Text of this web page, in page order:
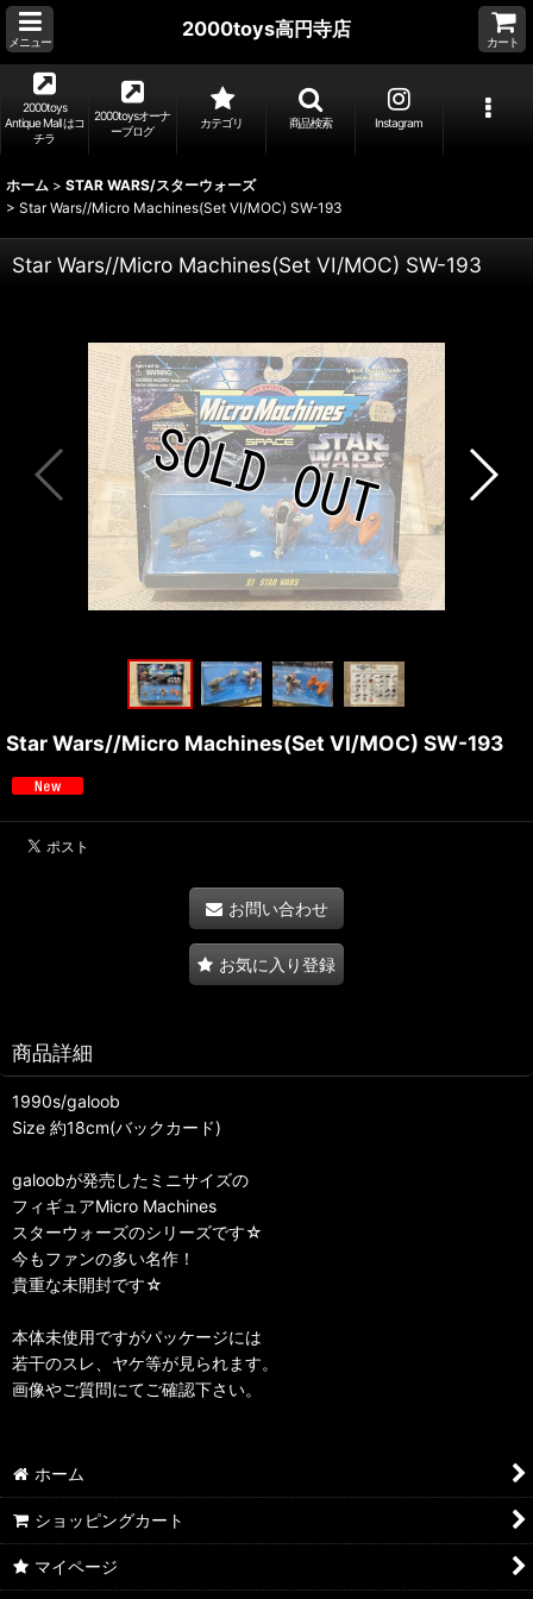
メニュー
2000toys高円寺店
カート
2000toys
Antique Mall はコ
チラ
2000toysオーナ
ーブログ
カテゴリ 商品検索 Instagram
ホーム > STAR WARS/スターウォーズ
> Star Wars//Micro Machines(Set VI/MOC) SW-193
Star Wars//Micro Machines(Set VI/MOC) SW-193
Star Wars//Micro Machines(Set VI/MOC) SW-193
お問い合わせ
お気に入り登録
商品詳細
1990s/galoob
Size 約18cm(バックカード)
galoobが発売したミニサイズの
フィギュアMicro Machines
スターウォーズのシリーズです☆
今もファンの多い名作！
貴重な未開封です☆
本体未使用ですがパッケージには
若干のスレ、ヤケ等が見られます。
画像やご質問にてご確認下さい。
ホーム
ショッピングカート
マイページ